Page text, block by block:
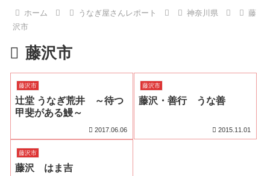
ホーム うなぎ屋さんレポート 神奈川県
藤
沢市
藤沢市
藤沢市
辻堂 うなぎ荒井 ～待つ
甲斐がある鰻～
2017.06.06
藤沢市
藤沢・善行 うな善
2015.11.01
藤沢市
藤沢 はま吉